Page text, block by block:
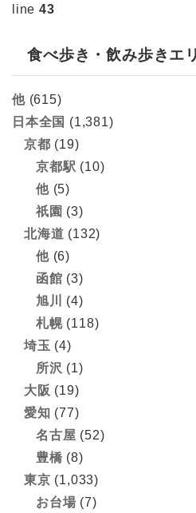
line 43
食べ歩き・飲み歩きエ
他(615)
日本全国 (1,381)
京都 (19)
京都駅 (10)
他(5)
祇園 (3)
北海道 (132)
他(6)
函館 (3)
旭川
(4)
札幌(118)
埼玉 (4)
所沢 (1)
大阪 (19)
愛知 (77)
名古屋 (52)
豊橋 (8)
東京 (1,033)
お台場 (7)